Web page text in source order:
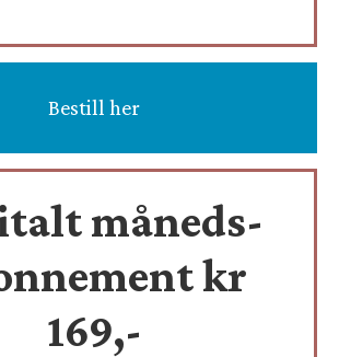
Bestill her
måneds-
kr
169,-